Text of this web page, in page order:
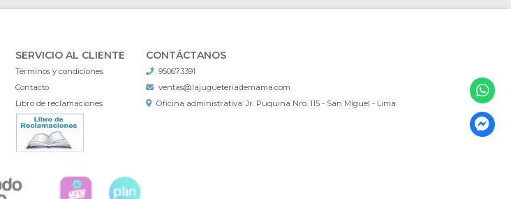
SERVICIO AL CLIENTE
Términos y condiciones
Contacto
Libro de reclamaciones
CONTÁCTANOS
950673391
ventas@lajugueteriademama.com
Oficina administrativa: Jr. Puquina Nro. 115 - San Miguel - Lima